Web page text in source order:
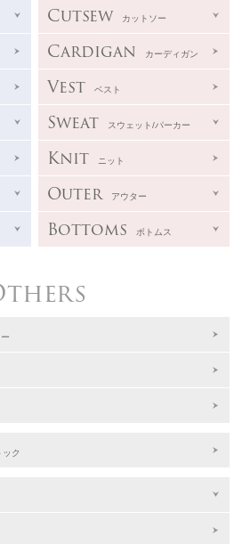
Cutsew カットソー
Cardigan カーディガン
Vest ベスト
Sweat スウェット/パーカー
Knit ニット
Outer アウター
Bottoms ボトムス
ック